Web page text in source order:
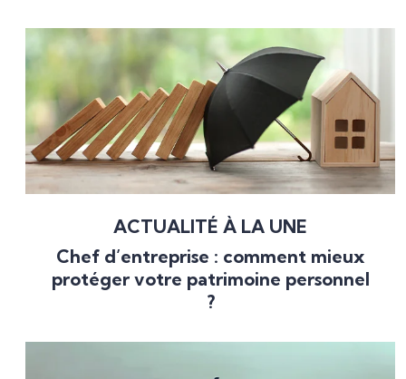
ACTUALITÉ À LA UNE
Chef d’entreprise : comment mieux
protéger votre patrimoine personnel
?